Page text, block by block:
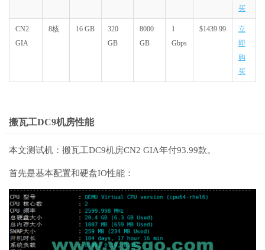
买
CN2
GIA
8核 16 GB
320
GB
8000
GB
1
Gbps
$1439.99
立
即
购
买
搬瓦工DC9机房性能
本文测试机：搬瓦工DC9机房CN2 GIA年付93.99款。
首先是基本配置和硬盘IO性能：